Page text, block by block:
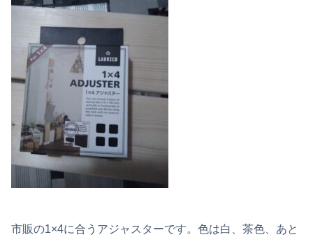
市販の1×4に合うアジャスターです。色は白、茶色、あと